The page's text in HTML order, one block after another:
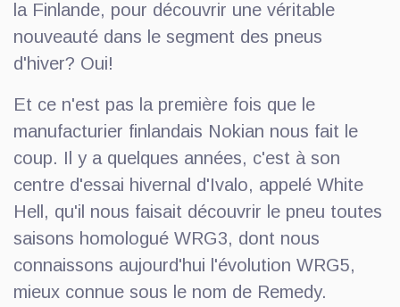
la Finlande, pour découvrir une véritable
nouveauté dans le segment des pneus
d'hiver? Oui!
Et ce n'est pas la première fois que le
manufacturier finlandais Nokian nous fait le
coup. Il y a quelques années, c'est à son
centre d'essai hivernal d'Ivalo, appelé White
Hell, qu'il nous faisait découvrir le pneu toutes
saisons homologué WRG3, dont nous
connaissons aujourd'hui l'évolution WRG5,
mieux connue sous le nom de Remedy.